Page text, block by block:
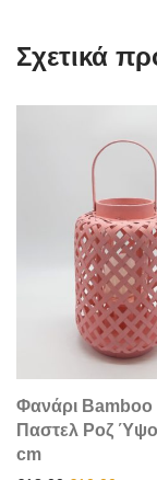
Σχετικά
Φανάρι Bamboo
Παστελ Ροζ
cm